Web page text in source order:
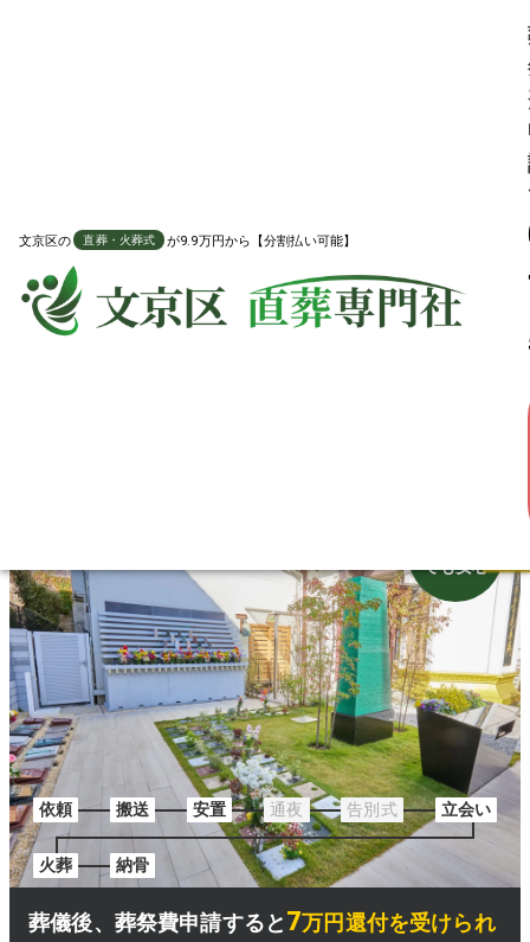
文京区の 直葬・火葬式 が9.9万円から【分割払い可能】
火葬 納骨プラン
直葬・火葬式に必要な項目を全て含んだプラン
でも安心
依頼 搬送 安置 通夜 告別式 立会い
火葬 納骨
葬儀後、 葬祭費申請すると7万円還付を受けられ